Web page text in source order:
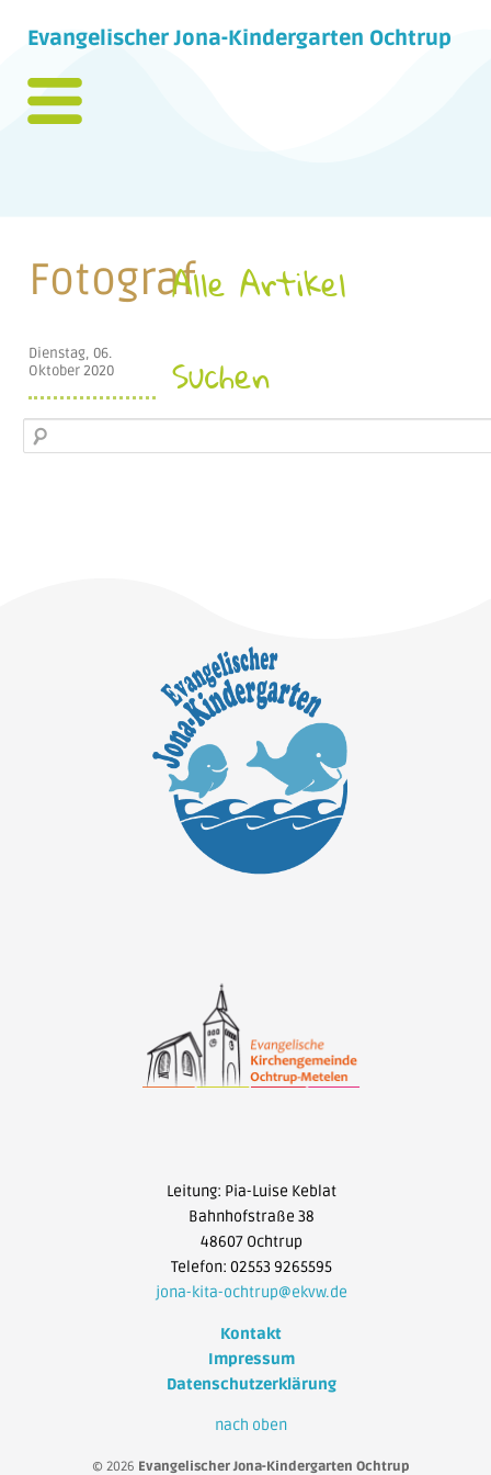
Evangelischer Jona-Kindergarten Ochtrup
Fotograf
Dienstag, 06.
Oktober 2020
Alle Artikel
Suchen
Leitung: Pia-Luise Keblat
Bahnhofstraße 38
48607 Ochtrup
Telefon: 02553 9265595
jona-kita-ochtrup@ekvw.de
Kontakt
Impressum
Datenschutzerklärung
nach oben
© 2026 Evangelischer Jona-Kindergarten Ochtrup